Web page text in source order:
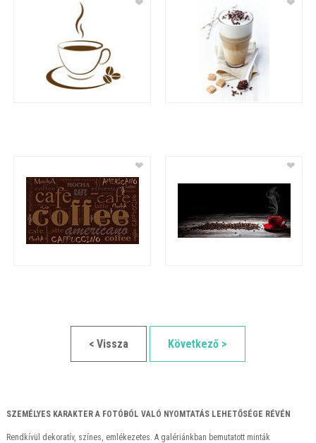
❤ ❤
< Vissza Következő >
SZEMÉLYES KARAKTER A FOTÓBÓL VALÓ NYOMTATÁS LEHETŐSÉGE RÉVÉN
Rendkívül dekoratív, színes, emlékezetes. A galériánkban bemutatott minták